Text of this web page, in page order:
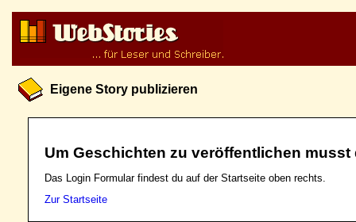
Eigene Story publizieren
Um Geschichten zu veröffentlichen musst
Das Login Formular findest du auf der Startseite oben rechts.
Zur Startseite